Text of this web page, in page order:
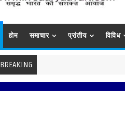
होम समाचार प्रांतीय विविध
BREAKING